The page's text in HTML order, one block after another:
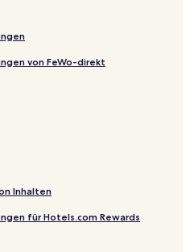
von FeWo-direkt
Inhalten
für Hotels.com Rewards